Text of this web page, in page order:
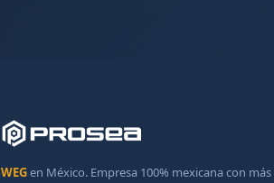
WEGen México. Empresa 100% mexicana con más